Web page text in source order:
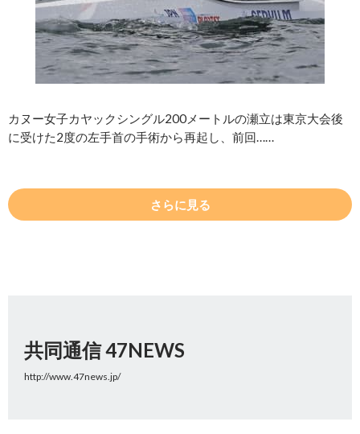
カヌー女子カヤックシングル200メートルの瀬立は東京大会後
に受けた2度の左手首の手術から再起し、前回……
さらに見る
共同通信 47NEWS
http://www.47news.jp/